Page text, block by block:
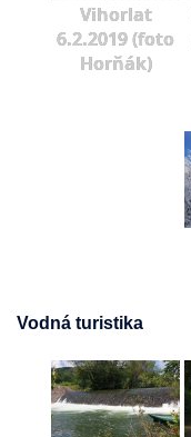
Vihorlat
6.2.2019 (foto
Horňák)
Vodná turistika